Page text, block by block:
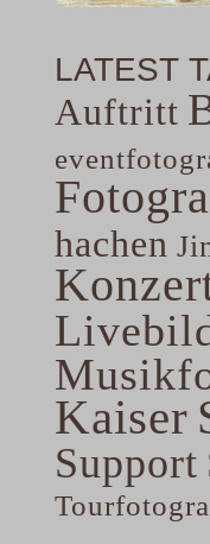
LATEST
Auftritt
hachen
Kaiser
Support